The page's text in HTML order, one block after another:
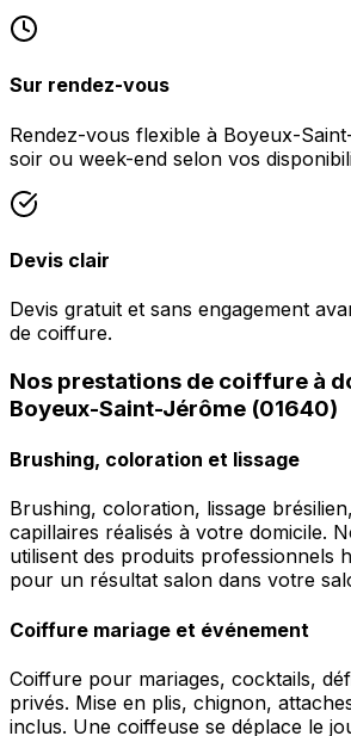
Sur rendez-vous
Rendez-vous flexible à Boyeux-
soir ou week-end selon vos
Devis clair
Devis gratuit et sans engagement
de coiffure.
Nos prestations de coiffure à
Boyeux-Saint-Jérôme (01640)
Brushing, coloration et lissage
Brushing, coloration, lissage
capillaires réalisés à votre domicile.
utilisent des produits professionnels
pour un résultat salon dans votre
Coiffure mariage et événement
Coiffure pour mariages, cocktails,
privés. Mise en plis, chignon,
inclus. Une coiffeuse se déplace le